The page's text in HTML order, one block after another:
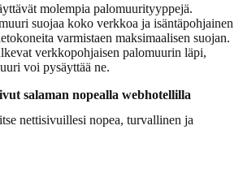
molempia palomuurityyppejä.
suojaa koko verkkoa ja isäntäpohjainen
varmistaen maksimaalisen suojan.
verkkopohjaisen palomuurin läpi,
voi pysäyttää ne.
salaman nopealla webhotellilla
nettisivuillesi nopea, turvallinen ja